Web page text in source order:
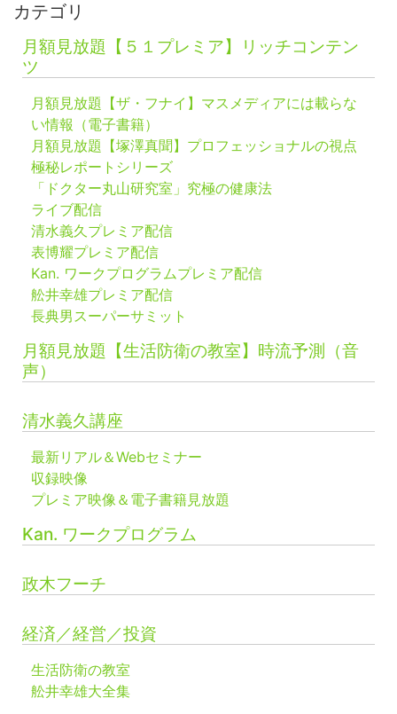
カテゴリ
月額見放題【５１プレミア】リッチコンテン
ツ
月額見放題【ザ・フナイ】マスメディアには載らな
い情報（電子書籍）
月額見放題【塚澤真聞】プロフェッショナルの視点
極秘レポートシリーズ
「ドクター丸山研究室」究極の健康法
ライブ配信
清水義久プレミア配信
表博耀プレミア配信
Kan. ワークプログラムプレミア配信
舩井幸雄プレミア配信
長典男スーパーサミット
月額見放題【生活防衛の教室】時流予測（音
声）
清水義久講座
最新リアル＆Webセミナー
収録映像
プレミア映像＆電子書籍見放題
Kan. ワークプログラム
政木フーチ
経済／経営／投資
生活防衛の教室
舩井幸雄大全集